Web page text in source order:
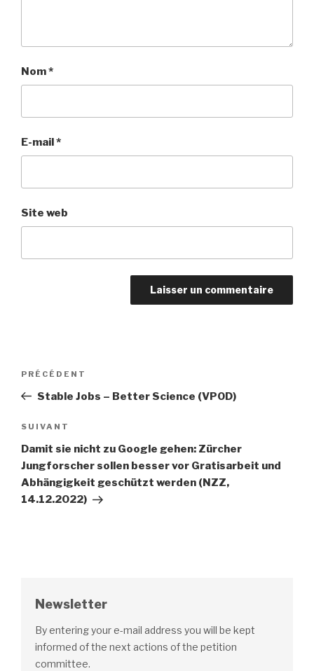
Nom*
E-mail*
Site web
Navigation
l’article
Article
précédent
PRÉCÉDENT
Stable Jobs – Better Science (VPOD)
Article
suivant
SUIVANT
Damit sie nicht zu Google gehen: Zürcher
Jungforscher sollen besser vor Gratisarbeit und
Abhängigkeit geschützt werden (NZZ,
14.12.2022)
Newsletter
By entering your e-mail address you will be kept
informed of the next actions of the petition
committee.